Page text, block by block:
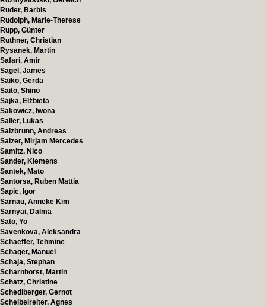
Ruder, Barbis
Rudolph, Marie-Therese
Rupp, Günter
Ruthner, Christian
Rysanek, Martin
Safari, Amir
Sagel, James
Saiko, Gerda
Saito, Shino
Sajka, Elżbieta
Sakowicz, Iwona
Saller, Lukas
Salzbrunn, Andreas
Salzer, Mirjam Mercedes
Samitz, Nico
Sander, Klemens
Santek, Mato
Santorsa, Ruben Mattia
Sapic, Igor
Sarnau, Anneke Kim
Sarnyai, Dalma
Sato, Yo
Savenkova, Aleksandra
Schaeffer, Tehmine
Schager, Manuel
Schaja, Stephan
Scharnhorst, Martin
Schatz, Christine
Schedlberger, Gernot
Scheibelreiter, Agnes